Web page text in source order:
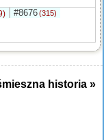
#8676(315)
historia »